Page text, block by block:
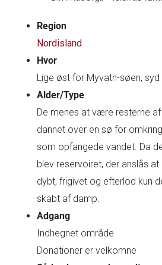
Region
Nordisland
Hvor
Lige øst for Myvatn-søen, syd
Alder/Type
De menes at være resterne
dannet over en sø for
som opfangede vandet. Da
blev reservoiret, der anslås
dybt, frigivet og efterlod kun
skabt af damp.
Adgang
Indhegnet område
Donationer er velkomne